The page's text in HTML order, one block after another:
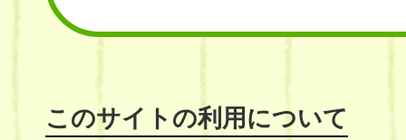
このサイトの利用について